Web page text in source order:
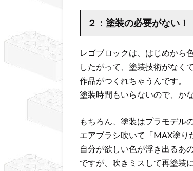
２：塗装の必要がない！
レゴブロックは、はじめから
したがって、塗装技術がなく
作品がつくれちゃうんです。
塗装時間もいらないので、か
もちろん、塗装はプラモデル
エアブラシ吹いて「MAX塗り
自分が欲しい色が浮き出るあ
ですが、吹きミスして再塗装